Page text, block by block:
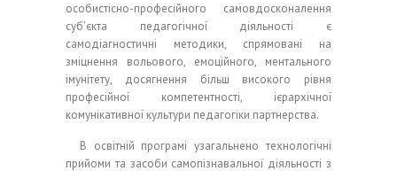
особистісно-професійного самовдосконалення
суб’єкта педагогічної діяльності є
самодіагностичні методики, спрямовані на
зміцнення вольового, емоційного, ментального
імунітету, досягнення більш високого рівня
професійної компетентності, ієрархічної
комунікативної культури педагогіки партнерства.
В освітній програмі узагальнено технологічні
прийоми та засоби самопізнавальної діяльності з